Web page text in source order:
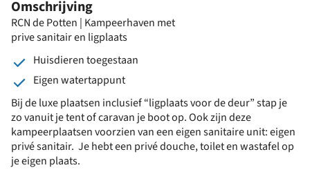
Omschrijving
RCN de Potten | Kampeerhaven met
prive sanitair en ligplaats
Huisdieren toegestaan
Eigen watertappunt
Bij de luxe plaatsen inclusief “ligplaats voor de deur” stap je
zo vanuit je tent of caravan je boot op. Ook zijn deze
kampeerplaatsen voorzien van een eigen sanitaire unit: eigen
privé sanitair. Je hebt een privé douche, toilet en wastafel op
je eigen plaats.